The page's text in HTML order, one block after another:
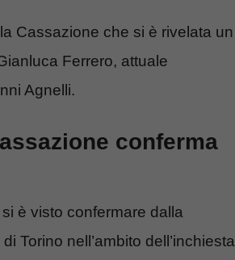
Cassazione che si è rivelata un
Ferrero, attuale
Agnelli.
conferma
è visto confermare dalla
Torino nell’ambito dell’inchiesta